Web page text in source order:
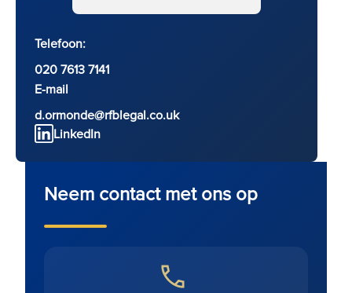
Telefoon:
020 7613 7141
E-mail
d.ormonde@rfblegal.co.uk
LinkedIn
Neem contact met ons op